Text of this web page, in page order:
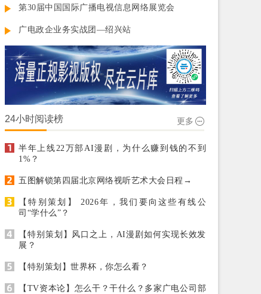
第30届中国国际广播电视信息网络展览会
广电政企业务实战团—绍兴站
24小时阅读榜 更多
半年上线22万部AI漫剧，为什么赚到钱的不到
1%？
五图解锁第四届北京网络视听艺术大会日程→
【特别策划】 2026年，我们要向这些有线公
司“学什么”？
【特别策划】风口之上，AI漫剧如何实现长效发
展？
【特别策划】世界杯，你怎么看？
【TV资本论】怎么干？干什么？多家广电公司部